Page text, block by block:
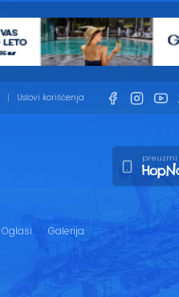
Uslovi korišćenja
Oglasi Galerija